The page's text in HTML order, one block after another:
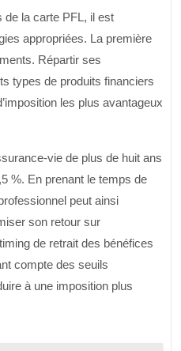
de la carte PFL, il est
appropriées. La première
Répartir ses
types de produits financiers
les plus avantageux
vie de plus de huit ans
%. En prenant le temps de
peut ainsi
son retour sur
de retrait des bénéfices
compte des seuils
à une imposition plus